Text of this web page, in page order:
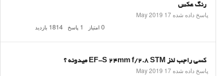
رنگ عکس
پاسخ داده شده 17 May 2019
1814 بازدید 1 پاسخ 0 امتیاز
کسی راجب لنز EF-S 24mm f/2.8 STM میدونه ؟
پاسخ داده شده 17 May 2019